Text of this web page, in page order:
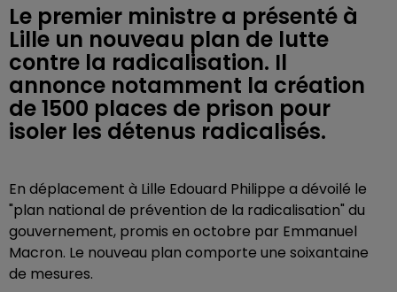
Le premier ministre a présenté à
Lille un nouveau plan de lutte
contre la radicalisation. Il
annonce notamment la création
de 1500 places de prison pour
isoler les détenus radicalisés.
En déplacement à Lille Edouard Philippe a dévoilé le
"plan national de prévention de la radicalisation" du
gouvernement, promis en octobre par Emmanuel
Macron. Le nouveau plan comporte une soixantaine
de mesures.